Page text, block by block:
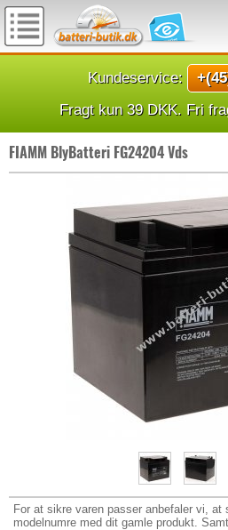
Kundeservice:
Fragt kun 39 DKK. Fri
FIAMM BlyBatteri FG24204 Vds
For at sikre varen passer anbefaler vi, at
modelnumre med dit gamle produkt.